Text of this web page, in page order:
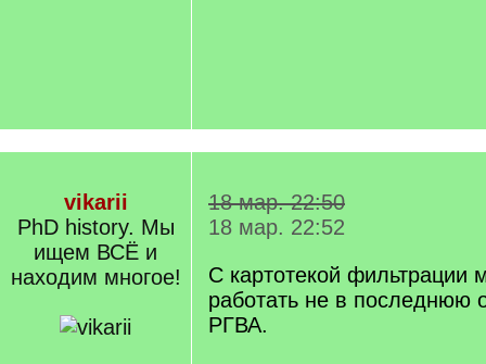
vikarii
PhD history. Мы
ищем ВСЁ и
находим многое!
18 мар. 22:50
18 мар. 22:52
С картотекой фильтрации
работать не в последнюю
РГВА.